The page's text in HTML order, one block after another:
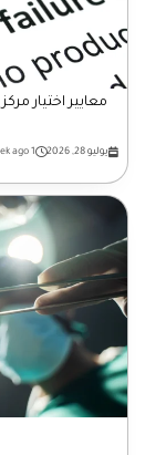
معايير اختيار
يوليو 28, 2026 1 week ago